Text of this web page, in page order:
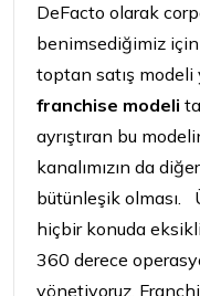
DeFacto olarak
benimsediğimiz
toptan satış
franchise modeli
ayrıştıran bu
kanalımızın da
bütünleşik olması.
hiçbir konuda
360 derece
yönetiyoruz.